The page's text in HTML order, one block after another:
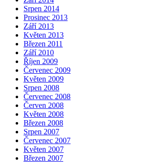
Srpen 2014
Prosinec 2013
Září 2013
Květen 2013
Březen 2011
Září 2010
Říjen 2009
Červenec 2009
Květen 2009
Srpen 2008
Červenec 2008
Červen 2008
Květen 2008
Březen 2008
Srpen 2007
Červenec 2007
Květen 2007
Březen 2007